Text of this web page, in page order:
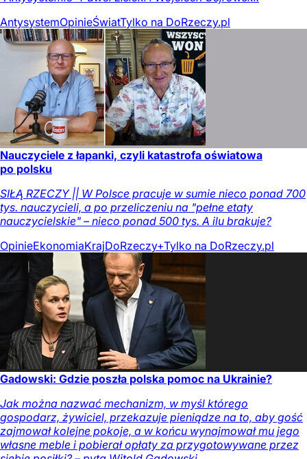
AntysystemOpinieŚwiatTylko na DoRzeczy.pl
Nauczyciele z łapanki, czyli katastrofa oświatowa
po polsku
SIŁĄ RZECZY || W Polsce pracuje w sumie nieco ponad 700
tys. nauczycieli, a po przeliczeniu na "pełne etaty
nauczycielskie" – nieco ponad 500 tys. A ilu brakuje?
OpinieEkonomiaKrajDoRzeczy+Tylko na DoRzeczy.pl
Gadowski: Gdzie poszła polska pomoc na Ukrainie?
Jak można nazwać mechanizm, w myśl którego
gospodarz, żywiciel, przekazuje pieniądze na to, aby gość
zajmował kolejne pokoje, a w końcu wynajmował mu jego
własne meble i pobierał opłaty za przygotowywane przez